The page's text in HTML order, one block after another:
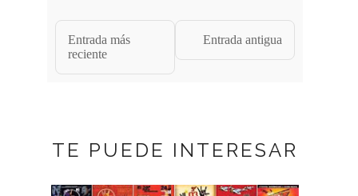
Entrada más
reciente
Entrada antigua
TE PUEDE INTERESAR